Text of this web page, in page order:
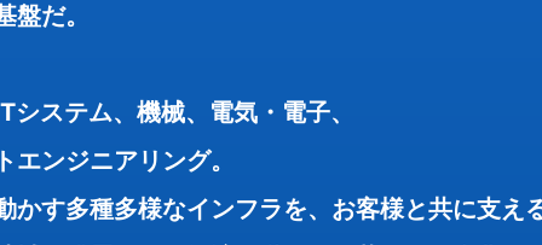
サイトポリシー
情報セキュリティ基本方針
プライバシーポリシー
盤だ。
システム、機械、電気・電子、
エンジニアリング。
かす多種多様なインフラを、お客様と共に支え